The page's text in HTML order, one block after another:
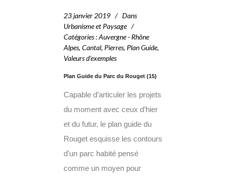
23 janvier 2019
Dans
Urbanisme et Paysage
Catégories:Auvergne - Rhône
Alpes, Cantal, Pierres, Plan Guide,
Valeurs d'exemples
Plan Guide du Parc du Rouget (15)
Capable d’articuler les projets
du moment avec ceux d’hier
et du futur, le plan guide du
Rouget esquisse les contours
d’un parc habité pensé
comme un moyen pour